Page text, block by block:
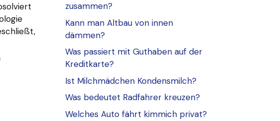
zusammen?
Kann man Altbau von innen
dämmen?
Was passiert mit Guthaben auf der
Kreditkarte?
Ist Milchmädchen Kondensmilch?
Was bedeutet Radfahrer kreuzen?
Welches Auto fährt kimmich privat?